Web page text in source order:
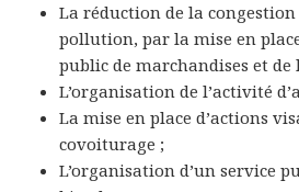
La réduction de la
pollution, par la mise en
public de marchandises et
L’organisation de l’activité
La mise en place d’actions
covoiturage ;
L’organisation d’un service